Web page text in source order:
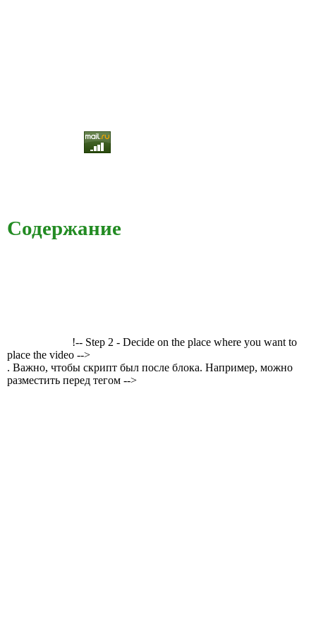
Содержание
!-- Step 2 - Decide on the place where you want to
place the video -->
. Важно, чтобы скрипт был после блока. Например, можно
разместить перед тегом -->